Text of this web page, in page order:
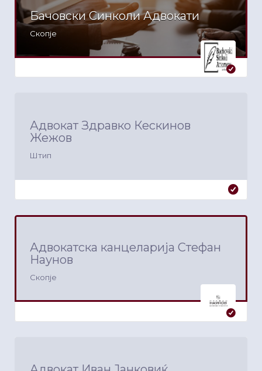
Бачовски Синколи Адвокати
Скопје
Адвокат Здравко Кескинов
Жежов
Штип
Адвокатска канцеларија Стефан
Наунов
Скопје